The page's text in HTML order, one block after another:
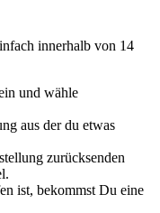
innerhalb von 14
und wähle
aus der du etwas
zurücksenden
ist, bekommst Du eine